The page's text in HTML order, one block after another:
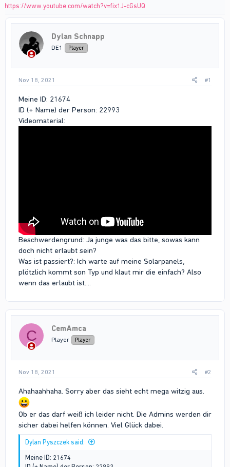
https://www.youtube.com/watch?v=fix1J-cGsUQ
Dylan Schnapp
DE1 Player
Nov 18, 2021 #1
Meine ID: 21674
ID (+ Name) der Person: 22993
Videomaterial:
Beschwerdengrund: Ja junge was das bitte, sowas kann
doch nicht erlaubt sein?
Was ist passiert?: Ich warte auf meine Solarpanels,
plötzlich kommt son Typ und klaut mir die einfach? Also
wenn das erlaubt ist....
C CemAmca
Player Player
Nov 18, 2021 #2
Ahahaahhaha. Sorry aber das sieht echt mega witzig aus.
Ob er das darf weiß ich leider nicht. Die Admins werden dir
sicher dabei helfen können. Viel Glück dabei.
Dylan Pyszczek said:
Meine ID: 21674